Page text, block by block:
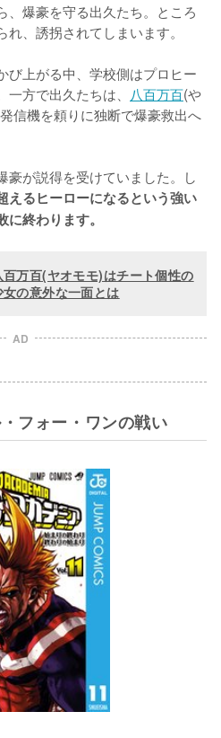
、爆豪を守る出久たち。ところ
、誘拐されてしまいます。
び上がる中、学校側はプロヒー
方で出久たちは、 八百万百(や
信機を頼りに独断で爆豪救出へ
豪が説得を受けていました。し
えるヒーローになるという強い
終わります。
百万百(ヤオモモ)はチート個性の
の意外な一面とは
AD
フォー・ワンの戦い